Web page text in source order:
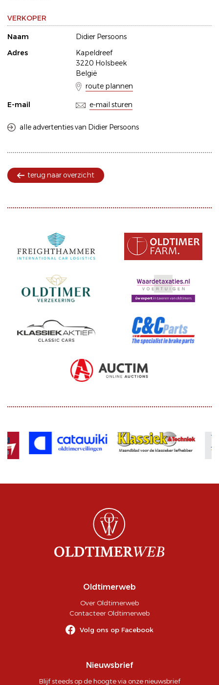
VERKOPER
Naam
Didier Persoons
Adres
Kapeldreef
3220 Holsbeek
België
route plannen
E-mail e-mail sturen
alle advertenties van Didier Persoons
terug naar overzicht
Oldtimerweb
Over Oldtimerweb
Contacteer Oldtimerweb
Volg ons op Facebook
Nieuwsbrief
Blijf steeds op de hoogte via onze nieuwsbrief